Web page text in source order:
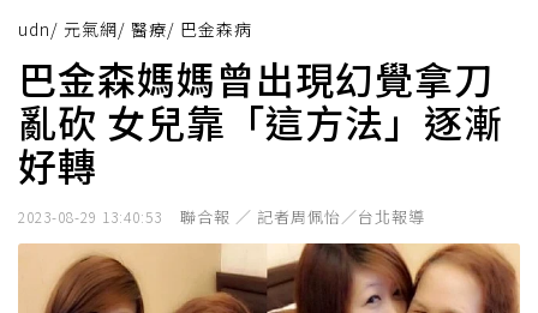
udn/ 元氣網/ 醫療/ 巴金森病
巴金森媽媽曾出現幻覺拿刀
亂砍 女兒靠「這方法」逐漸
好轉
2023-08-29 13:40:53 聯合報 ／ 記者周佩怡／台北報導